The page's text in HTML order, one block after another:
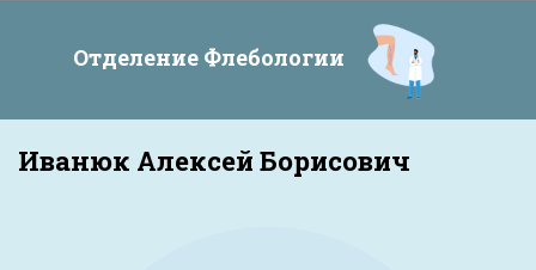
Отделение Флебологии
Иванюк Алексей Борисович